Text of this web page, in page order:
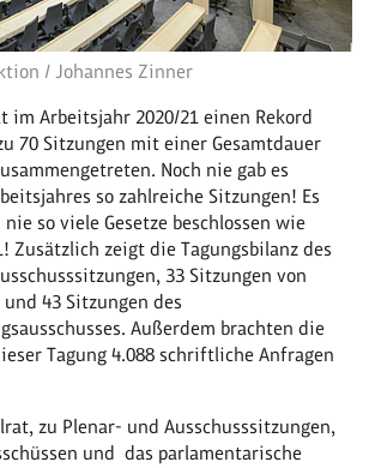
/ Johannes Zinner
im Arbeitsjahr 2020/21 einen Rekord
70 Sitzungen mit einer Gesamtdauer
Noch nie gab es
so zahlreiche Sitzungen! Es
so viele Gesetze beschlossen wie
Zusätzlich zeigt die Tagungsbilanz des
33 Sitzungen von
43 Sitzungen des
Außerdem brachten die
Tagung 4.088 schriftliche Anfragen
zu Plenar- und Ausschusssitzungen,
und das parlamentarische